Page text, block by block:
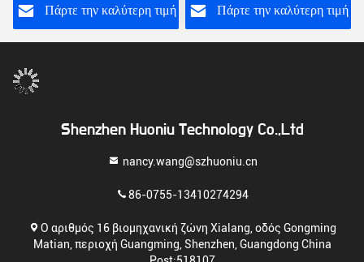
συμβατότητα πολλαπλών
πλέκων Ελαφρύς
πόρος
Πάρτε την καλύτερη τιμή Πάρτε την καλύτερη τιμή
Shenzhen Huoniu Technology Co.,Ltd
nancy.wang@szhuoniu.cn
86-0755-13410274294
Ο αριθμός 16 βιομηχανική ζώνη Xialang, οδός Gongming
Matian, περιοχή Guangming, Shenzhen, Guangdong China